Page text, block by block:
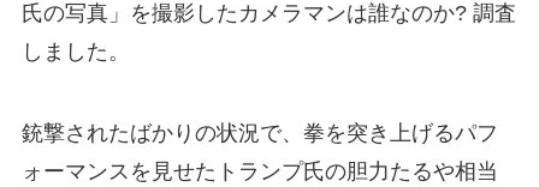
氏の写真」を撮影したカメラマンは誰なのか? 調査
しました。
銃撃されたばかりの状況で、拳を突き上げるパフ
ォーマンスを見せたトランプ氏の胆力たるや相当